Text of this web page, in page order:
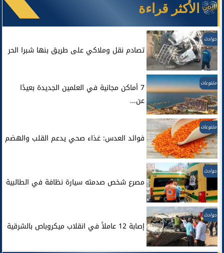
الأكثر قراءة
حوادث
تصادم نقل وملاكي على طريق بنها شبرا الحر
متنوعات
7 أماكن مجانية في العلمين الجديدة بعيدًا
عن...
متنوعات
فوائد العدس: غذاء صحي يدعم القلب والهضم
حوادث
مصرع شخص صدمته سيارة نظافة في الطالبية
حوادث
إصابة 12 عاملاً في انقلاب ميكروباص بالشرقية